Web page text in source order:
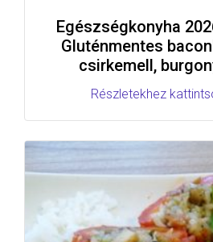
Egészségkonyha
Gluténmentes
csirkemell,
Részletekhez